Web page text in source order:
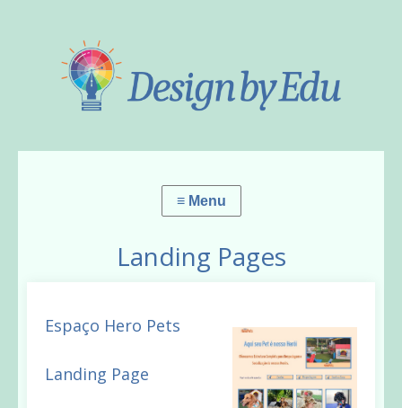
Landing Pages
Espaço Hero Pets
Landing Page